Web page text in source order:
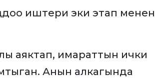
иштери эки этап менен
аяктап, имараттын ички
Анын алкагында